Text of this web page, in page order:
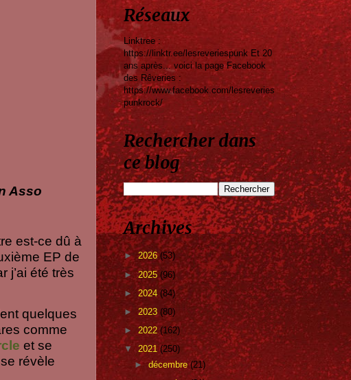
Asso
est-ce dû à
EP de
j’ai été très
quelques
comme
et se
révèle
Réseaux
Linktree :
https://linktr.ee/lesreveriespunk Et 20
ans après... voici la page Facebook
des Rêveries :
https://www.facebook.com/lesreveries
punkrock/
Rechercher dans
ce blog
Archives
►2026(53)
►2025 (96)
► 2024 (84)
► 2023 (80)
► 2022 (162)
▼ 2021 (250)
►décembre(21)